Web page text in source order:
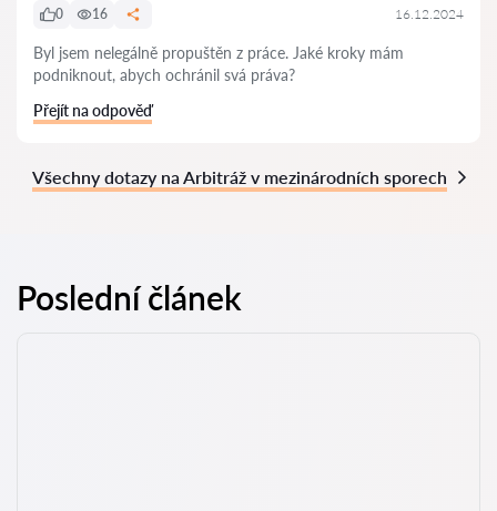
0 16 16.12.2024
Byl jsem nelegálně propuštěn z práce. Jaké kroky mám
podniknout, abych ochránil svá práva?
Přejít na odpověď
Všechny dotazy na Arbitráž v mezinárodních sporech
Poslední článek